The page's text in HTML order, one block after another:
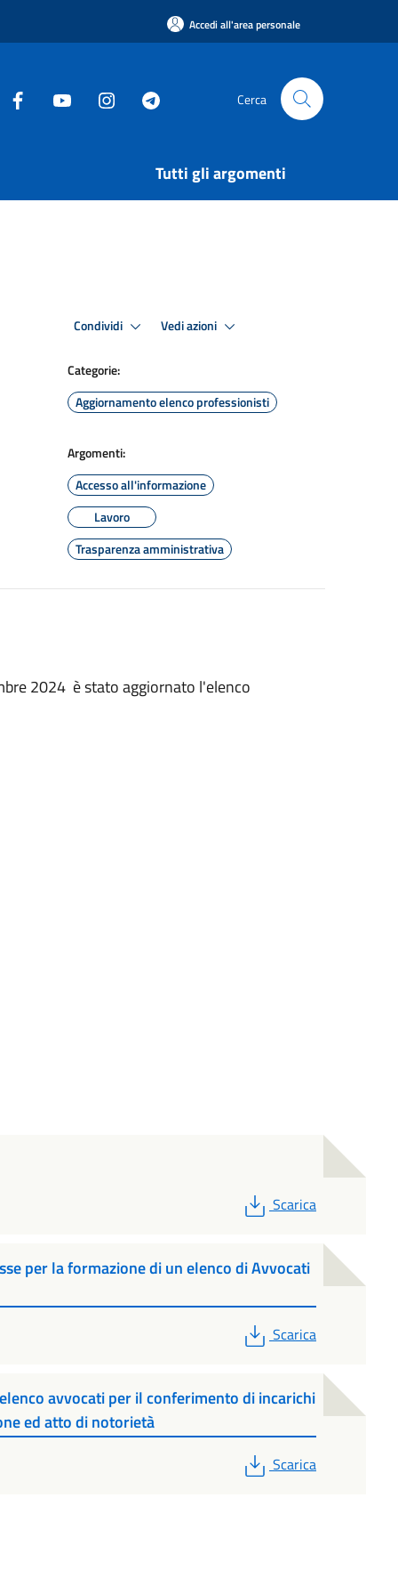
Accedi all'area personale
Cerca
Tutti gli argomenti
Condividi Vedi azioni
Categorie:
Aggiornamento elenco professionisti
Argomenti:
Accesso all'informazione
Lavoro
Trasparenza amministrativa
2024 è stato aggiornato l'elenco
PDF
Scarica
per la formazione di un elenco di Avvocati
PDF
Scarica
avvocati per il conferimento di incarichi
ed atto di notorietà
PDF
Scarica